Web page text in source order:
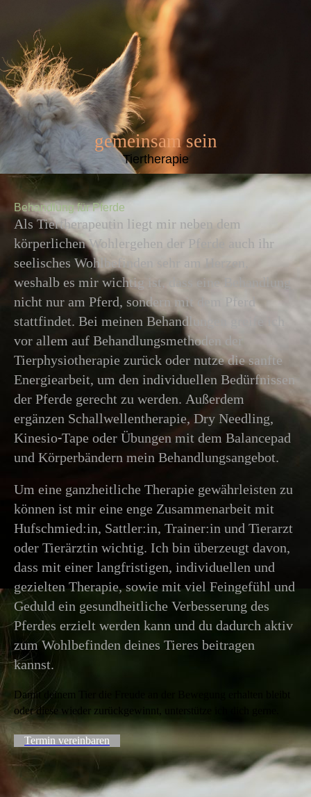
gemeinsam sein
Tiertherapie
Behandlung für Pferde
Als Tiertherapeutin liegt mir neben dem
körperlichen Wohlergehen der Pferde auch ihr
seelisches Wohlbefinden sehr am Herzen,
weshalb es mir wichtig ist, dass eine Behandlung
nicht nur am Pferd, sondern mit dem Pferd
stattfindet. Bei meinen Behandlungen greife ich
vor allem auf Behandlungsmethoden der
Tierphysiotherapie zurück oder nutze die sanfte
Energiearbeit, um den individuellen Bedürfnissen
der Pferde gerecht zu werden. Außerdem
ergänzen Schallwellentherapie, Dry Needling,
Kinesio-Tape oder Übungen mit dem Balancepad
und Körperbändern mein Behandlungsangebot.
Um eine ganzheitliche Therapie gewährleisten zu
können ist mir eine enge Zusammenarbeit mit
Hufschmied:in, Sattler:in, Trainer:in und Tierarzt
oder Tierärztin wichtig. Ich bin überzeugt davon,
dass mit einer langfristigen, individuellen und
gezielten Therapie, sowie mit viel Feingefühl und
Geduld ein gesundheitliche Verbesserung des
Pferdes erzielt werden kann und du dadurch aktiv
zum Wohlbefinden deines Tieres beitragen
kannst.
Damit deinem Tier die Freude an der Bewegung erhalten bleibt
oder diese wieder zurückgewinnt, unterstütze ich dich gerne.
Termin vereinbaren